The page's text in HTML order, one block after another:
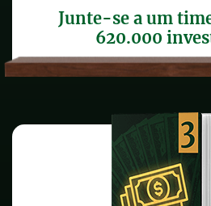
Junte-se a um
620.000